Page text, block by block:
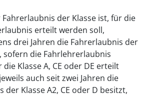
Fahrerlaubnis der Klasse ist, für die
erteilt werden soll,
drei Jahren die Fahrerlaubnis der
sofern die Fahrlehrerlaubnis
Klasse A, CE oder DE erteilt
auch seit zwei Jahren die
der Klasse A2, CE oder D besitzt,